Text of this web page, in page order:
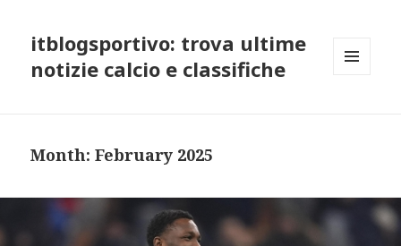
itblogsportivo: trova ultime
notizie calcio e classifiche
Month:February 2025